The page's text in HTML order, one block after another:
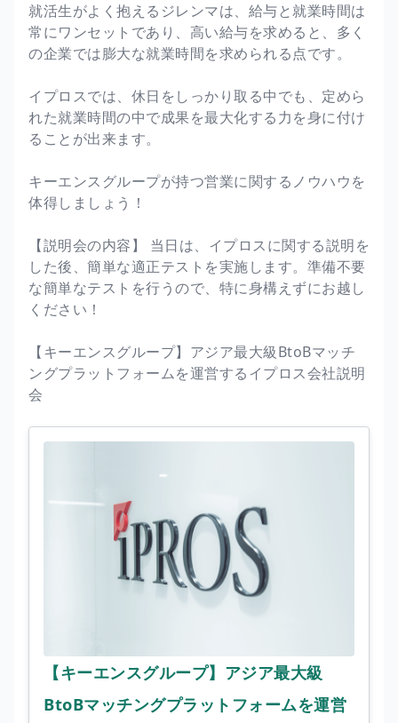
就活生がよく抱えるジレンマは、給与と就業時間は
常にワンセットであり、高い給与を求めると、多く
の企業では膨大な就業時間を求められる点です。
イプロスでは、休日をしっかり取る中でも、定めら
れた就業時間の中で成果を最大化する力を身に付け
ることが出来ます。
キーエンスグループが持つ営業に関するノウハウを
体得しましょう！
【説明会の内容】 当日は、イプロスに関する説明を
した後、簡単な適正テストを実施します。準備不要
な簡単なテストを行うので、特に身構えずにお越し
ください！
【キーエンスグループ】アジア最大級BtoBマッチ
ングプラットフォームを運営するイプロス会社説明
会
【キーエンスグループ】アジア最大級
BtoBマッチングプラットフォームを運営